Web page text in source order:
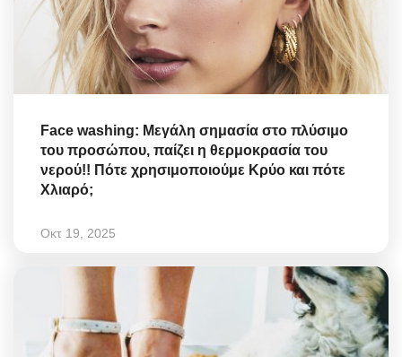
Face washing: Μεγάλη σημασία στο πλύσιμο
του προσώπου, παίζει η θερμοκρασία του
νερού!! Πότε χρησιμοποιούμε Κρύο και πότε
Χλιαρό;
Οκτ 19, 2025